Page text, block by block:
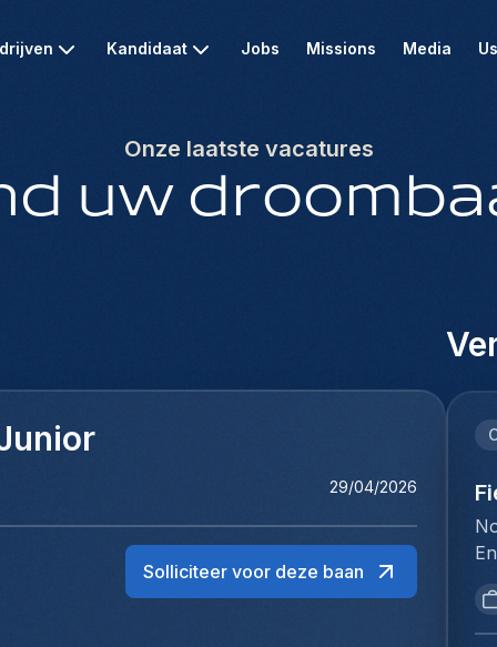
Kandidaat Jobs Missions Media
Onze laatste vacatures
uw
29/04/2026
Solliciteer voor deze baan